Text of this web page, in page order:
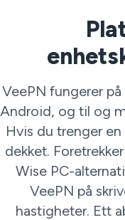
VeePN fungerer
Android, og til og
Hvis du trenger
dekket.
Wise PC-
VeePN på
hastigheter. Ett